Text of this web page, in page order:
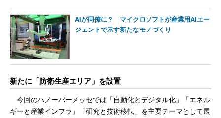
AIが同僚に？ マイクロソフトが産業用AIエー
ジェントで示す新たなモノづくり
新たに「防衛生産エリア」を設置
今回のハノーバーメッセでは「自動化とデジタル化」「エネル
ギーと産業インフラ」「研究と技術移転」を主要テーマとして展